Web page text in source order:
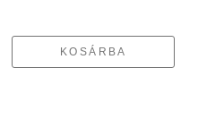
KOSÁRBA